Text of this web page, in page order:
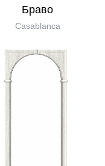
Бравo
Casablanca